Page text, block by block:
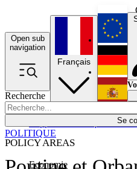
Open sub
navigation
Recherche
Se
POLICY AREAS
Economie
Français
POLITIQUE